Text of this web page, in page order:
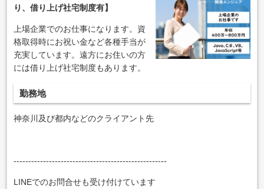
り、借り上げ社宅制度有】
上場企業でのお仕事になります。資
格取得時にお祝い金など各種手当が
充実しています。遠方にお住いの方
には借り上げ社宅制度もあります。
勤務地
神奈川及び都内などのクライアント先
----------------------------------------------------
LINEでのお問合せも受け付けています